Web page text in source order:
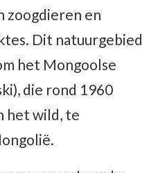
zoogdieren en
Dit natuurgebied
het Mongoolse
die rond 1960
het wild, te